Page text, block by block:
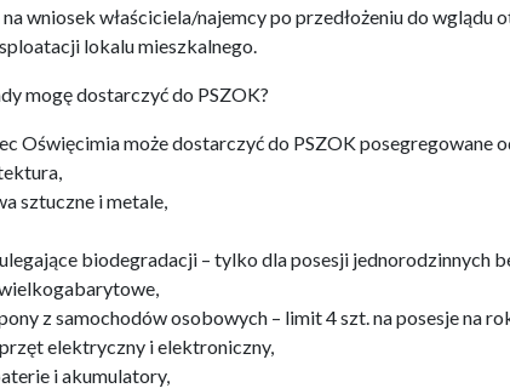
wniosek właściciela/najemcy po przedłożeniu do
lokalu mieszkalnego.
mogę dostarczyć do PSZOK?
Oświęcimia może dostarczyć do PSZOK posegregowane
sztuczne i metale,
biodegradacji – tylko dla posesji
z samochodów osobowych – limit 4 szt. na posesje na
elektryczny i elektroniczny,
i akumulatory,